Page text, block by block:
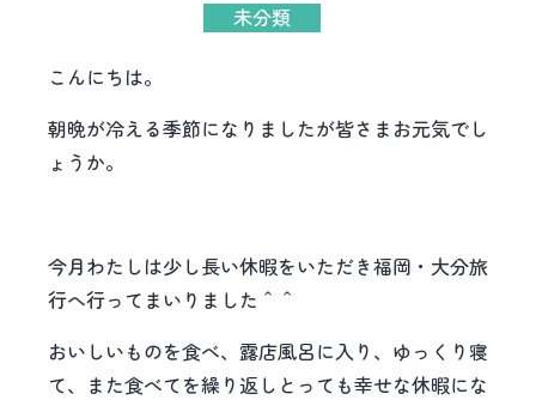
未分類
こんにちは。
朝晩が冷える季節になりましたが皆さまお元気でし
ょうか。
今月わたしは少し長い休暇をいただき福岡・大分旅
行へ行ってまいりました＾＾
おいしいものを食べ、露店風呂に入り、ゆっくり寝
て、また食べてを繰り返しとっても幸せな休暇にな